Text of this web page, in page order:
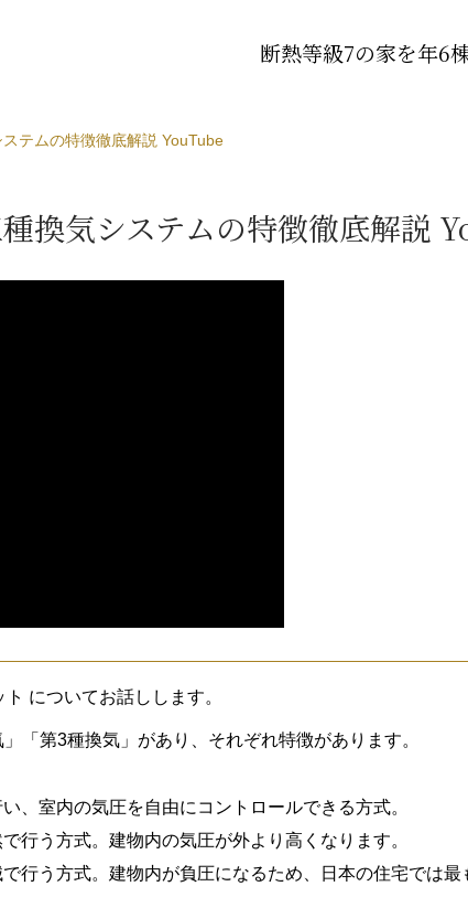
断熱等級7の家を年6
テムの特徴徹底解説 YouTube
換気システムの特徴徹底解説
についてお話しします。
「第3種換気」があり、それぞれ特徴があります。
、室内の気圧を自由にコントロールできる方式。
行う方式。建物内の気圧が外より高くなります。
行う方式。建物内が負圧になるため、日本の住宅では最